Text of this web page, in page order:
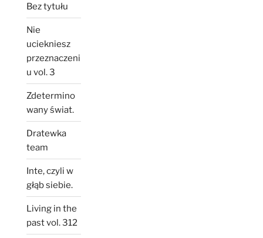
Bez tytułu
Nie
uciekniesz
przeznaczeni
u vol. 3
Zdetermino
wany świat.
Dratewka
team
Inte, czyli w
głąb siebie.
Living in the
past vol. 312